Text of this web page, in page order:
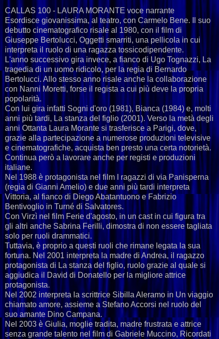
CALLAS 100 - LAURA MORANTE voce narrante
Esordisce giovanissima, al teatro, con Carmelo Bene. Il suo
debutto cinematografico risale al 1980, con il film di
Giuseppe Bertolucci, Oggetti smarriti, una pellicola in cui
interpreta il ruolo di una ragazza tossicodipendente.
L'anno successivo gira invece, a fianco di Ugo Tognazzi, La
tragedia di un uomo ridicolo, per la regia di Bernardo
Bertolucci. Allo stesso anno risale anche la collaborazione
con Nanni Moretti, forse il regista a cui più deve la propria
popolarità.
Con lui gira infatti Sogni d'oro (1981), Bianca (1984) e, molti
anni più tardi, La stanza del figlio (2001). Verso la metà degli
anni Ottanta Laura Morante si trasferisce a Parigi, dove,
grazie alla partecipazione a numerose produzioni televisive
e cinematografiche, acquista ben presto una certa notorietà.
Continua però a lavorare anche per registi e produzioni
italiane.
Nel 1988 è protagonista nel film I ragazzi di via Panisperna
(regia di Gianni Amelio) e due anni più tardi interpreta
Vittoria, al fianco di Diego Abatantuono e Fabrizio
Bentivoglio in Turné di Salvatores.
Con Virzì nel film Ferie d'agosto, in un cast in cui figura tra
gli altri anche Sabrina Ferilli, dimostra di non essere tagliata
solo per ruoli drammatici.
Tuttavia, è proprio a questi ruoli che rimane legata la sua
fortuna. Nel 2001 interpreta la madre di Andrea, il ragazzo
protagonista di La stanza del figlio, ruolo grazie al quale si
aggiudica il David di Donatello per la migliore attrice
protagonista.
Nel 2002 interpreta la scrittrice Sibilla Aleramo in Un viaggio
chiamato amore, assieme a Stefano Accorsi nel ruolo del
suo amante Dino Campana.
Nel 2003 è Giulia, moglie tradita, madre frustrata e attrice
senza grande talento nel film di Gabriele Muccino, Ricordati